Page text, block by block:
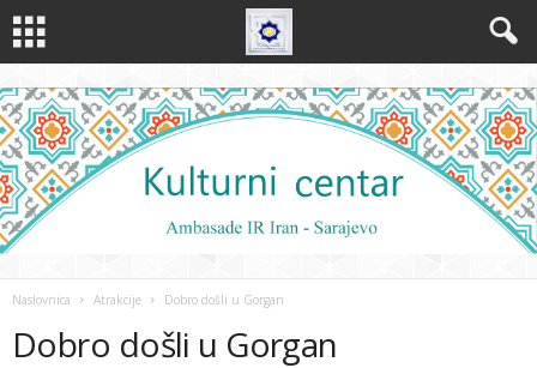
Naslovnica Atrakcije Dobro došli u Gorgan
Dobro došli u Gorgan